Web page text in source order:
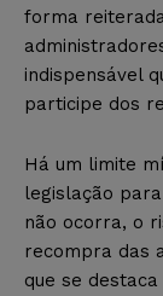
forma
indispensável
participe dos
Há um limite
legislação
não ocorra, o
recompra das
que se